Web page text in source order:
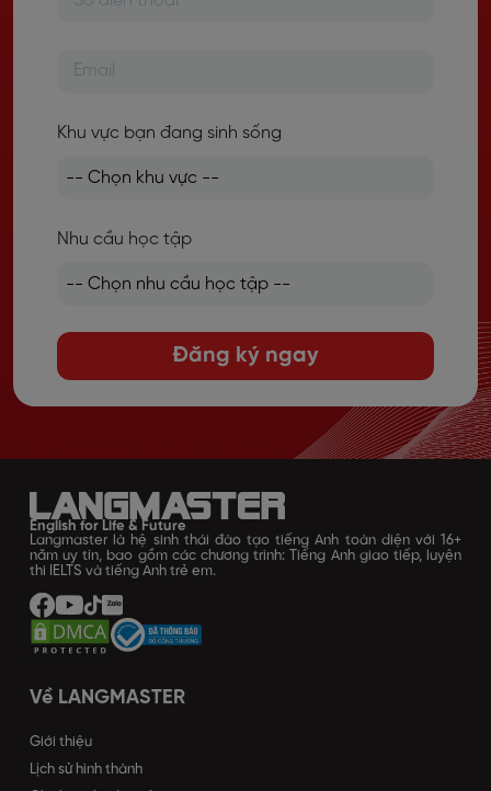
Khu vực bạn đang sinh sống
Nhu cầu học tập
Đăng ký ngay
English for Life & Future
Langmaster là hệ sinh thái đào tạo tiếng Anh toàn diện với 16+
năm uy tín, bao gồm các chương trình: Tiếng Anh giao tiếp, luyện
thi IELTS và tiếng Anh trẻ em.
Về LANGMASTER
Giới thiệu
Lịch sử hình thành